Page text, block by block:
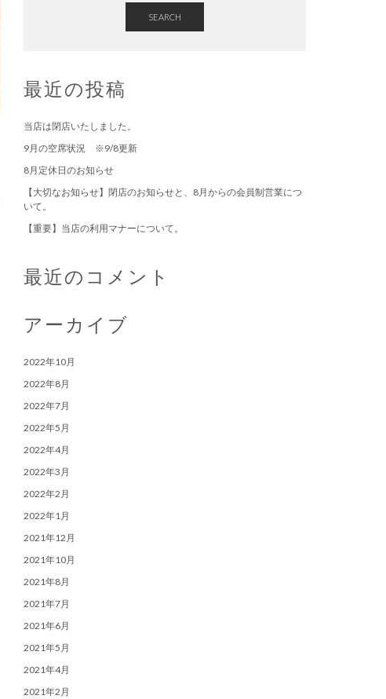
SEARCH
最近の投稿
当店は閉店いたしました。
9月の空席状況 ※9/8更新
8月定休日のお知らせ
【大切なお知らせ】閉店のお知らせと、8月からの会員制営業につ
いて。
【重要】当店の利用マナーについて。
最近のコメント
アーカイブ
2022年10月
2022年8月
2022年7月
2022年5月
2022年4月
2022年3月
2022年2月
2022年1月
2021年12月
2021年10月
2021年8月
2021年7月
2021年6月
2021年5月
2021年4月
2021年2月